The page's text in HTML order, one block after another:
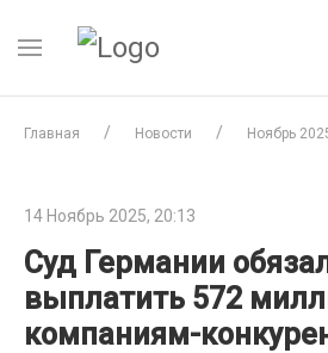
Главная Новости Ноябрь
14 Ноябрь 2025, 20:13
Суд Германии
выплатить 572
компаниям-